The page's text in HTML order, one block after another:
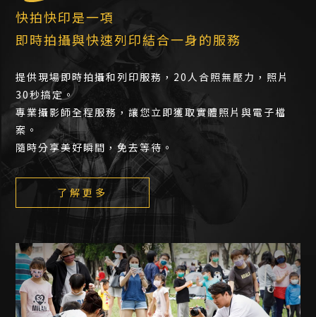
快拍快印是一項
即時拍攝與快速列印結合一身的服務
提供現場即時拍攝和列印服務，20人合照無壓力，照片
30秒搞定。
專業攝影師全程服務，讓您立即獲取實體照片與電子檔
案。
隨時分享美好瞬間，免去等待。
了解更多